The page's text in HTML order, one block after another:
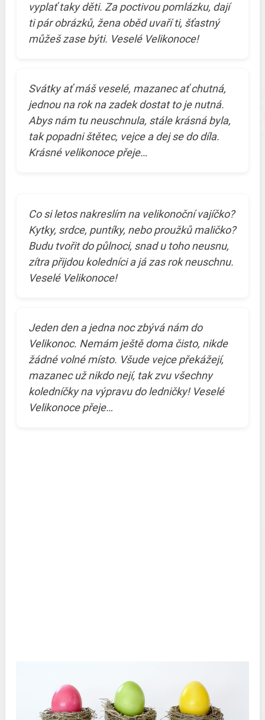
vyplať taky děti. Za poctivou pomlázku, dají
ti pár obrázků, žena oběd uvaří ti, šťastný
můžeš zase býti. Veselé Velikonoce!
Svátky ať máš veselé, mazanec ať chutná,
jednou na rok na zadek dostat to je nutná.
Abys nám tu neuschnula, stále krásná byla,
tak popadni štětec, vejce a dej se do díla.
Krásné velikonoce přeje…
Co si letos nakreslím na velikonoční vajíčko?
Kytky, srdce, puntíky, nebo proužků maličko?
Budu tvořit do půlnoci, snad u toho neusnu,
zítra přijdou koledníci a já zas rok neuschnu.
Veselé Velikonoce!
Jeden den a jedna noc zbývá nám do
Velikonoc. Nemám ještě doma čisto, nikde
žádné volné místo. Všude vejce překážejí,
mazanec už nikdo nejí, tak zvu všechny
koledníčky na výpravu do ledničky! Veselé
Velikonoce přeje…